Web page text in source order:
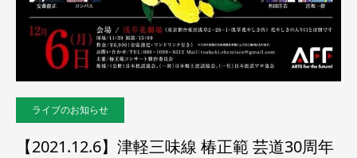
ライブのお知らせ
【2021.12.6】津軽三味線 椿正範 芸道30周年